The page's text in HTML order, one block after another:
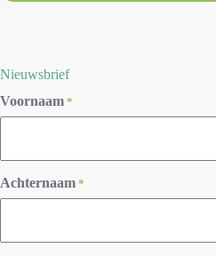
Nieuwsbrief
Voornaam *
Achternaam *